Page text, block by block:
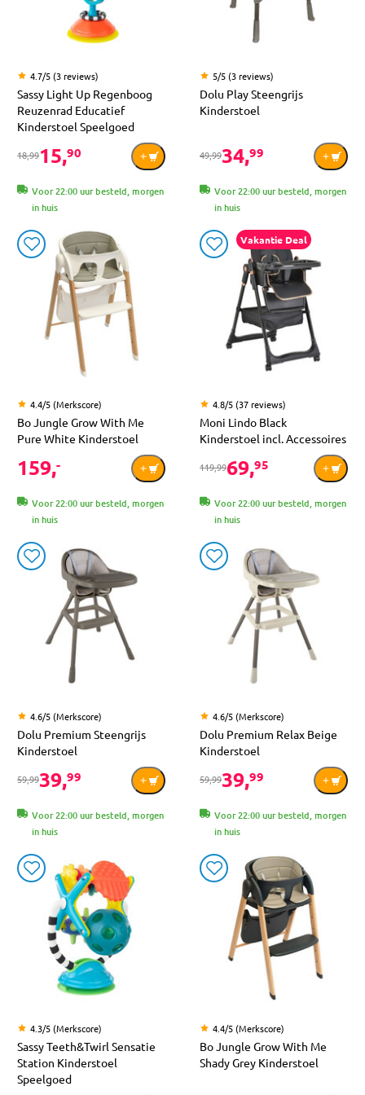
4.7/5 (3 reviews)
Sassy Light Up Regenboog
Reuzenrad Educatief
Kinderstoel Speelgoed
18,9915,90
Voor 22:00 uur besteld, morgen
in huis
5/5 (3 reviews)
Dolu Play Steengrijs
Kinderstoel
49,9934,99
Voor 22:00 uur besteld, morgen
in huis
4.4/5 (Merkscore)
Bo Jungle Grow With Me
Pure White Kinderstoel
159,-
Voor 22:00 uur besteld, morgen
in huis
Vakantie Deal
4.8/5 (37 reviews)
Moni Lindo Black
Kinderstoel incl. Accessoires
119,9969,95
Voor 22:00 uur besteld, morgen
in huis
4.6/5 (Merkscore)
Dolu Premium Steengrijs
Kinderstoel
59,9939,99
Voor 22:00 uur besteld, morgen
in huis
4.6/5 (Merkscore)
Dolu Premium Relax Beige
Kinderstoel
59,9939,99
Voor 22:00 uur besteld, morgen
in huis
4.3/5 (Merkscore)
Sassy Teeth&Twirl Sensatie
Station Kinderstoel
Speelgoed
4.4/5 (Merkscore)
Bo Jungle Grow With Me
Shady Grey Kinderstoel